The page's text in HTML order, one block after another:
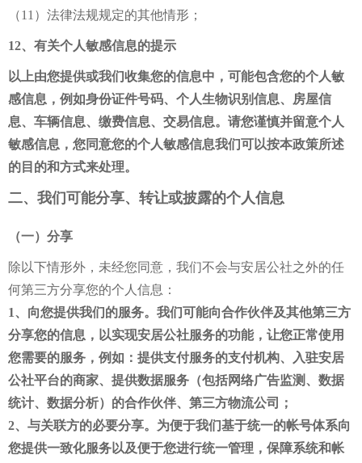
（11）法律法规规定的其他情形；
12、有关个人敏感信息的提示
以上由您提供或我们收集您的信息中，可能包含您的个人敏
感信息，例如身份证件号码、个人生物识别信息、房屋信
息、车辆信息、缴费信息、交易信息。请您谨慎并留意个人
敏感信息，您同意您的个人敏感信息我们可以按本政策所述
的目的和方式来处理。
二、我们可能分享、转让或披露的个人信息
（一）分享
除以下情形外，未经您同意，我们不会与安居公社之外的任
何第三方分享您的个人信息：
1、向您提供我们的服务。我们可能向合作伙伴及其他第三方
分享您的信息，以实现安居公社服务的功能，让您正常使用
您需要的服务，例如：提供支付服务的支付机构、入驻安居
公社平台的商家、提供数据服务（包括网络广告监测、数据
统计、数据分析）的合作伙伴、第三方物流公司；
2、与关联方的必要分享。为便于我们基于统一的帐号体系向
您提供一致化服务以及便于您进行统一管理，保障系统和帐